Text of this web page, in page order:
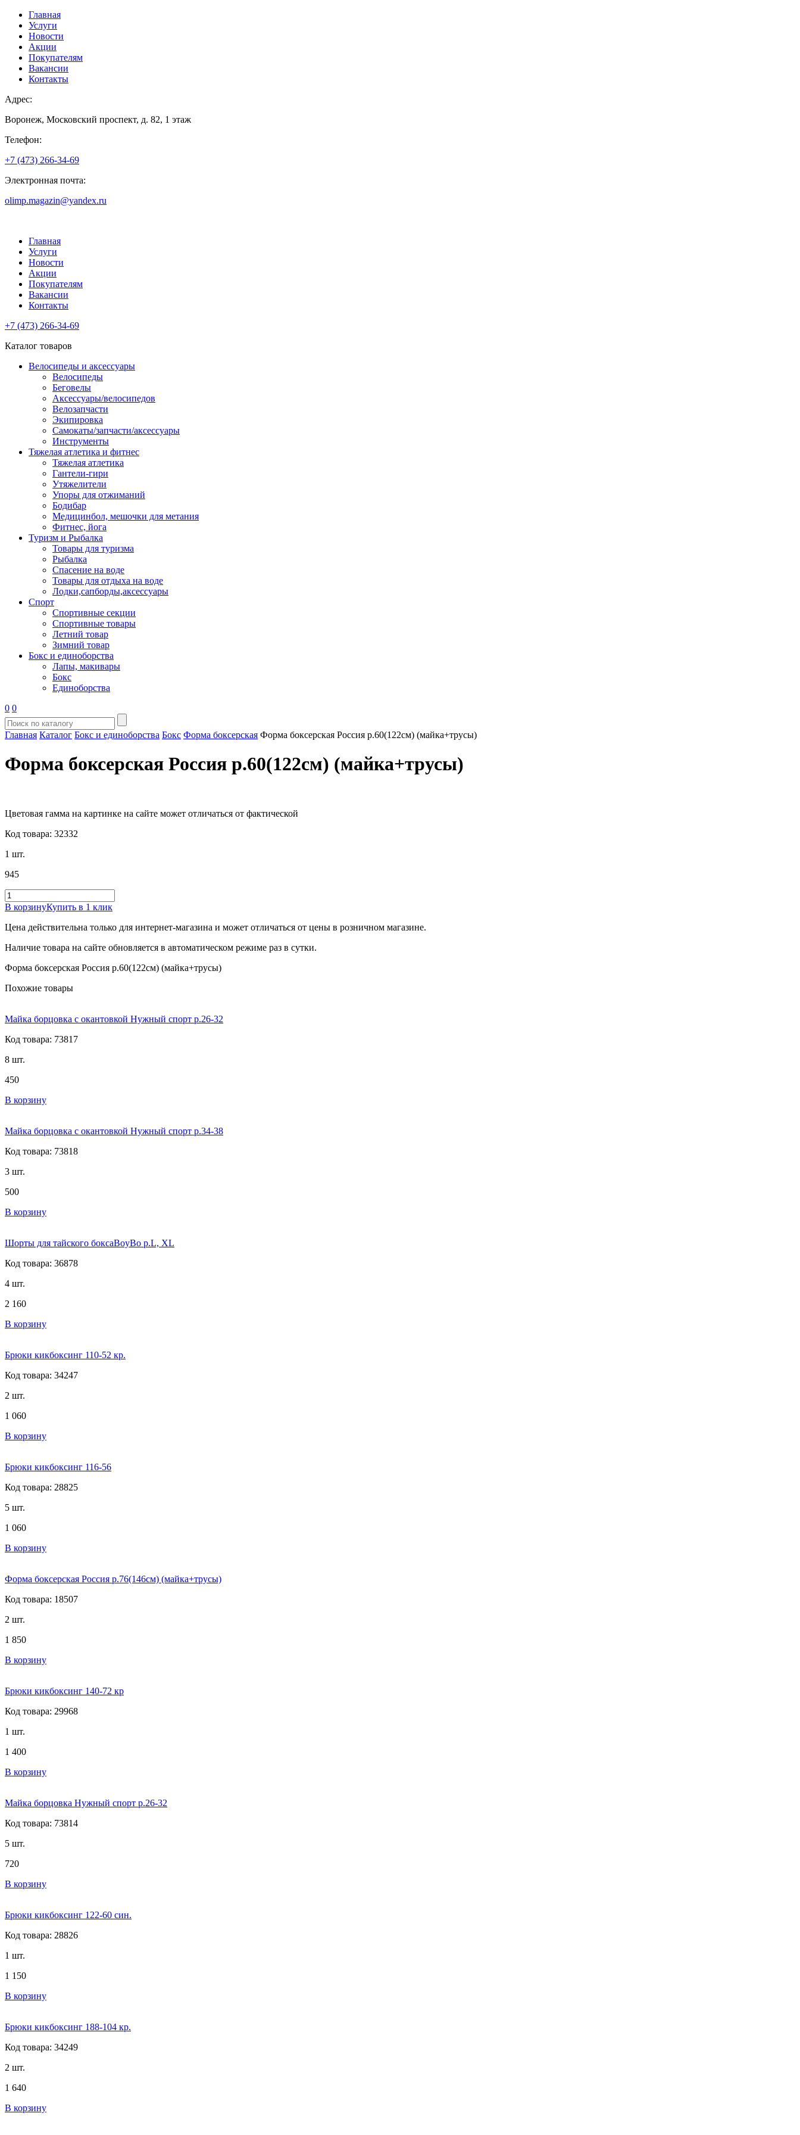
Главная
Услуги
Новости
Акции
Покупателям
Вакансии
Контакты
Адрес:
Воронеж, Московский проспект, д. 82, 1 этаж
Телефон:
+7 (473) 266-34-69
Электронная почта:
olimp.magazin@yandex.ru
Главная
Услуги
Новости
Акции
Покупателям
Вакансии
Контакты
+7 (473) 266-34-69
Каталог товаров
Велосипеды и аксессуары
Велосипеды
Беговелы
Аксессуары/велосипедов
Велозапчасти
Экипировка
Самокаты/запчасти/аксессуары
Инструменты
Тяжелая атлетика и фитнес
Тяжелая атлетика
Гантели-гири
Утяжелители
Упоры для отжиманий
Бодибар
Медицинбол, мешочки для метания
Фитнес, йога
Туризм и Рыбалка
Товары для туризма
Рыбалка
Спасение на воде
Товары для отдыха на воде
Лодки,сапборды,аксессуары
Спорт
Спортивные секции
Спортивные товары
Летний товар
Зимний товар
Бокс и единоборства
Лапы, макивары
Бокс
Единоборства
0 0
Главная Каталог Бокс и единоборства Бокс Форма боксерская Форма боксерская Россия р.60(122см) (майка+трусы)
Форма боксерская Россия р.60(122см) (майка+трусы)
Цветовая гамма на картинке на сайте может отличаться от фактической
Код товара: 32332
1 шт.
945
В корзинуКупить в 1 клик
Цена действительна только для интернет-магазина и может отличаться от цены в розничном магазине.
Наличие товара на сайте обновляется в автоматическом режиме раз в сутки.
Форма боксерская Россия р.60(122см) (майка+трусы)
Похожие товары
Майка борцовка с окантовкой Нужный спорт р.26-32
Код товара: 73817
8 шт.
450
В корзину
Майка борцовка с окантовкой Нужный спорт р.34-38
Код товара: 73818
3 шт.
500
В корзину
Шорты для тайского боксаBoyBo р.L, XL
Код товара: 36878
4 шт.
2 160
В корзину
Брюки кикбоксинг 110-52 кр.
Код товара: 34247
2 шт.
1 060
В корзину
Брюки кикбоксинг 116-56
Код товара: 28825
5 шт.
1 060
В корзину
Форма боксерская Россия р.76(146см) (майка+трусы)
Код товара: 18507
2 шт.
1 850
В корзину
Брюки кикбоксинг 140-72 кр
Код товара: 29968
1 шт.
1 400
В корзину
Майка борцовка Нужный спорт р.26-32
Код товара: 73814
5 шт.
720
В корзину
Брюки кикбоксинг 122-60 син.
Код товара: 28826
1 шт.
1 150
В корзину
Брюки кикбоксинг 188-104 кр.
Код товара: 34249
2 шт.
1 640
В корзину